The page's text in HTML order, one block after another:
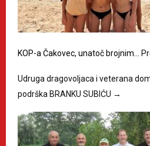
KOP-a Čakovec, unatoč brojnim…
Udruga dragovoljaca i veterana
podrška BRANKU SUBIĆU →